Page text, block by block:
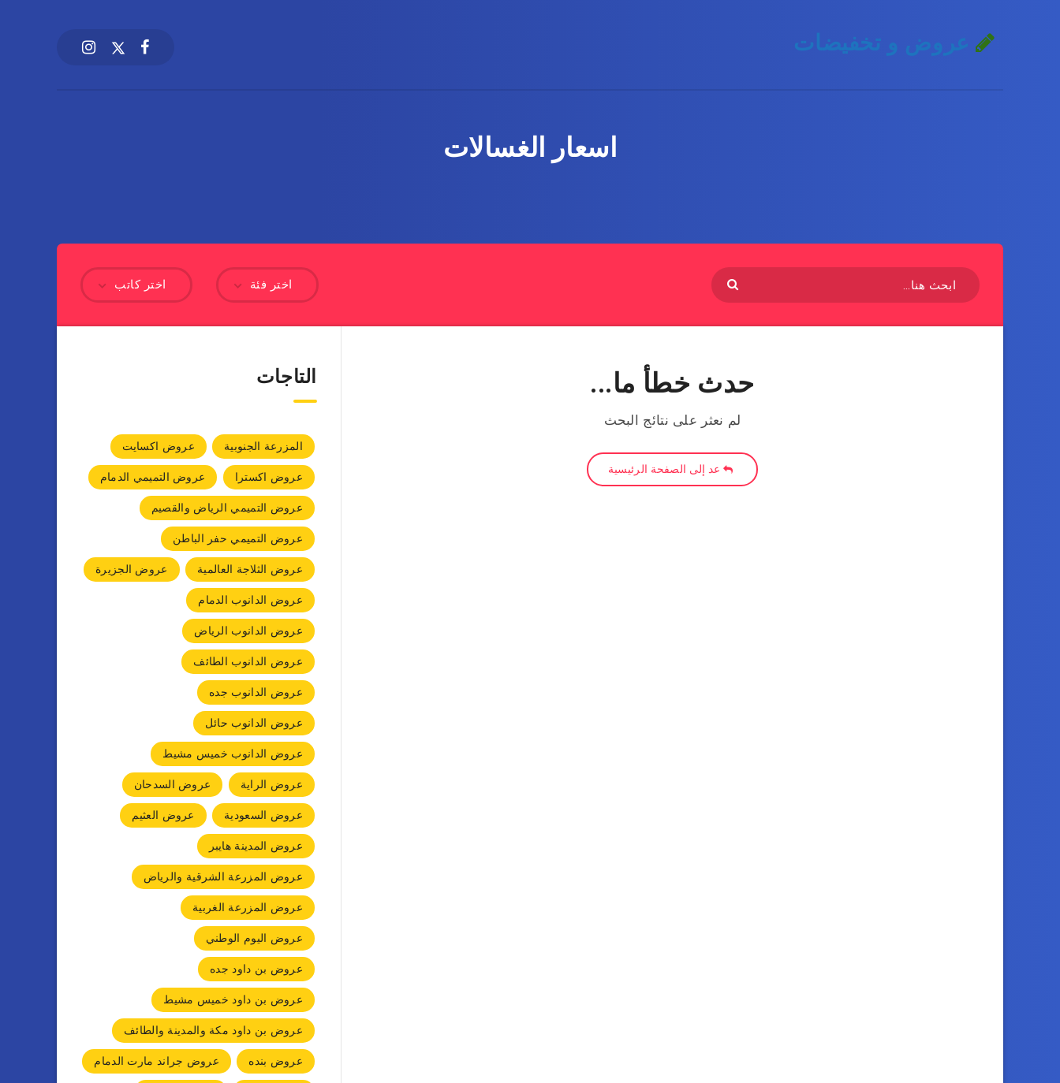
عروض و تخفيضات
اسعار الغسالات
اختر كاتب اختر فئة
حدث خطأ ما...
لم نعثر على نتائج البحث
عد إلى الصفحة الرئيسية
التاجات
المزرعة الجنوبية
عروض اكسايت
عروض اكسترا
عروض التميمي الدمام
عروض التميمي الرياض والقصيم
عروض التميمي حفر الباطن
عروض الثلاجة العالمية
عروض الجزيرة
عروض الدانوب الدمام
عروض الدانوب الرياض
عروض الدانوب الطائف
عروض الدانوب جده
عروض الدانوب حائل
عروض الدانوب خميس مشيط
عروض الراية
عروض السدحان
عروض السعودية
عروض العثيم
عروض المدينة هايبر
عروض المزرعة الشرقية والرياض
عروض المزرعة الغربية
عروض اليوم الوطني
عروض بن داود جده
عروض بن داود خميس مشيط
عروض بن داود مكة والمدينة والطائف
عروض بنده
عروض جراند مارت الدمام